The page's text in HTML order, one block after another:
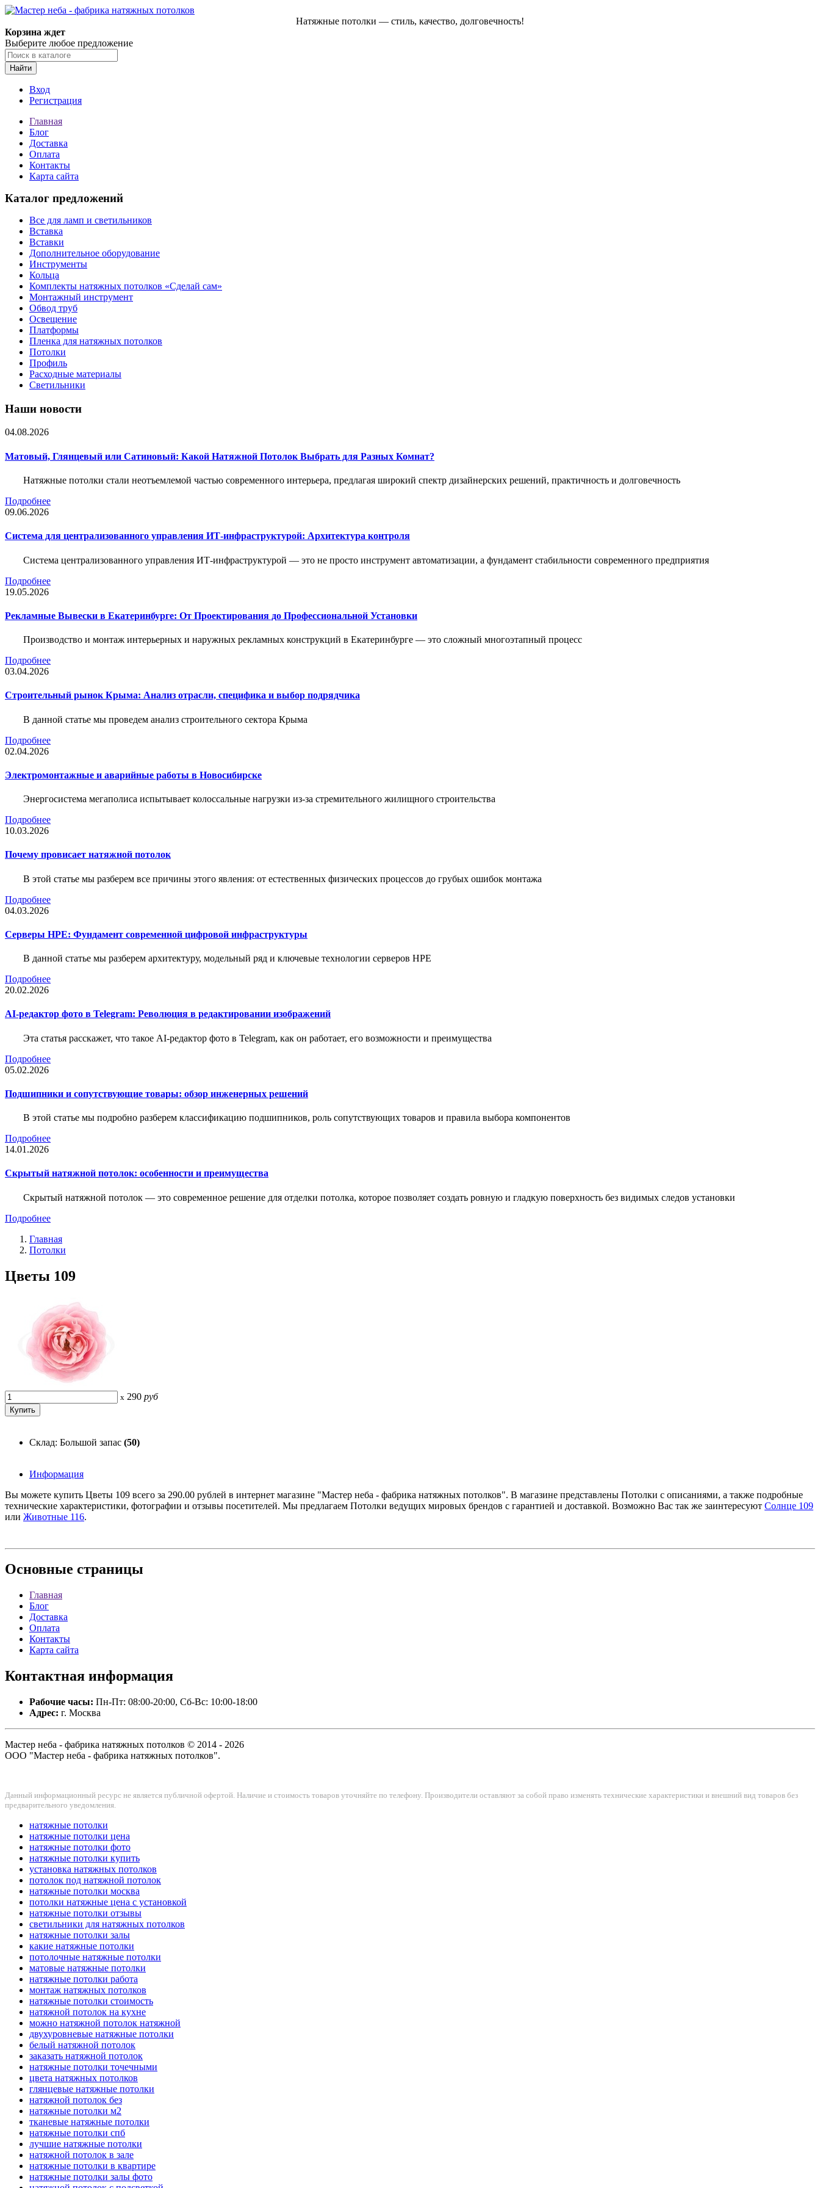
Натяжные потолки — стиль, качество, долговечность!
Корзина ждет
Выберите любое предложение
Найти
Вход
Регистрация
Главная
Блог
Доставка
Оплата
Контакты
Карта сайта
Каталог предложений
Все для ламп и светильников
Вставка
Вставки
Дополнительное оборудование
Инструменты
Кольца
Комплекты натяжных потолков «Сделай сам»
Монтажный инструмент
Обвод труб
Освещение
Платформы
Пленка для натяжных потолков
Потолки
Профиль
Расходные материалы
Светильники
Наши новости
04.08.2026
Матовый, Глянцевый или Сатиновый: Какой Натяжной Потолок Выбрать для Разных Комнат?
Натяжные потолки стали неотъемлемой частью современного интерьера, предлагая широкий спектр дизайнерских решений, практичность и долговечность
Подробнее
09.06.2026
Система для централизованного управления ИТ-инфраструктурой: Архитектура контроля
Система централизованного управления ИТ-инфраструктурой — это не просто инструмент автоматизации, а фундамент стабильности современного предприятия
Подробнее
19.05.2026
Рекламные Вывески в Екатеринбурге: От Проектирования до Профессиональной Установки
Производство и монтаж интерьерных и наружных рекламных конструкций в Екатеринбурге — это сложный многоэтапный процесс
Подробнее
03.04.2026
Строительный рынок Крыма: Анализ отрасли, специфика и выбор подрядчика
В данной статье мы проведем анализ строительного сектора Крыма
Подробнее
02.04.2026
Электромонтажные и аварийные работы в Новосибирске
Энергосистема мегаполиса испытывает колоссальные нагрузки из-за стремительного жилищного строительства
Подробнее
10.03.2026
Почему провисает натяжной потолок
В этой статье мы разберем все причины этого явления: от естественных физических процессов до грубых ошибок монтажа
Подробнее
04.03.2026
Серверы HPE: Фундамент современной цифровой инфраструктуры
В данной статье мы разберем архитектуру, модельный ряд и ключевые технологии серверов HPE
Подробнее
20.02.2026
AI-редактор фото в Telegram: Революция в редактировании изображений
Эта статья расскажет, что такое AI-редактор фото в Telegram, как он работает, его возможности и преимущества
Подробнее
05.02.2026
Подшипники и сопутствующие товары: обзор инженерных решений
В этой статье мы подробно разберем классификацию подшипников, роль сопутствующих товаров и правила выбора компонентов
Подробнее
14.01.2026
Скрытый натяжной потолок: особенности и преимущества
Скрытый натяжной потолок — это современное решение для отделки потолка, которое позволяет создать ровную и гладкую поверхность без видимых следов установки
Подробнее
Главная
Потолки
Цветы 109
x 290 руб
Склад: Большой запас (50)
Информация
Вы можете купить Цветы 109 всего за 290.00 рублей в интернет магазине "Мастер неба - фабрика натяжных потолков". В магазине представлены Потолки с описаниями, а также подробные
технические характеристики, фотографии и отзывы посетителей. Мы предлагаем Потолки ведущих мировых брендов с гарантией и доставкой. Возможно Вас так же заинтересуют Солнце 109
или Животные 116.
Основные страницы
Главная
Блог
Доставка
Оплата
Контакты
Карта сайта
Контактная информация
Рабочие часы: Пн-Пт: 08:00-20:00, Сб-Вс: 10:00-18:00
Адрес: г. Москва
Мастер неба - фабрика натяжных потолков © 2014 - 2026
ООО "Мастер неба - фабрика натяжных потолков".
Данный информационный ресурс не является публичной офертой. Наличие и стоимость товаров уточняйте по телефону. Производители оставляют за собой право изменять технические характеристики и внешний вид товаров без
предварительного уведомления.
натяжные потолки
натяжные потолки цена
натяжные потолки фото
натяжные потолки купить
установка натяжных потолков
потолок под натяжной потолок
натяжные потолки москва
потолки натяжные цена с установкой
натяжные потолки отзывы
светильники для натяжных потолков
натяжные потолки залы
какие натяжные потолки
потолочные натяжные потолки
матовые натяжные потолки
натяжные потолки работа
монтаж натяжных потолков
натяжные потолки стоимость
натяжной потолок на кухне
можно натяжной потолок натяжной
двухуровневые натяжные потолки
белый натяжной потолок
заказать натяжной потолок
натяжные потолки точечными
цвета натяжных потолков
глянцевые натяжные потолки
натяжной потолок без
натяжные потолки м2
тканевые натяжные потолки
натяжные потолки спб
лучшие натяжные потолки
натяжной потолок в зале
натяжные потолки в квартире
натяжные потолки залы фото